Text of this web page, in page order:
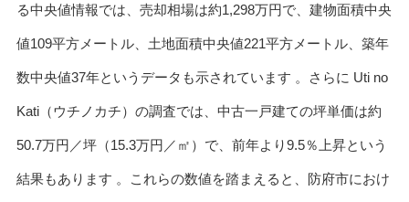
る中央値情報では、売却相場は約1,298万円で、建物面積中央
値109平方メートル、土地面積中央値221平方メートル、築年
数中央値37年というデータも示されています 。さらに Uti no
Kati（ウチノカチ）の調査では、中古一戸建ての坪単価は約
50.7万円／坪（15.3万円／㎡）で、前年より9.5％上昇という
結果もあります 。これらの数値を踏まえると、防府市におけ